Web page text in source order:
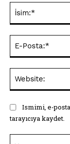
Ismimi, e-
tarayıcıya kaydet.